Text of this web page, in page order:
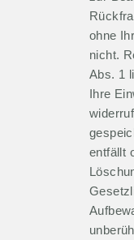
ohne
nicht.
Abs. 1
Ihre
entfällt